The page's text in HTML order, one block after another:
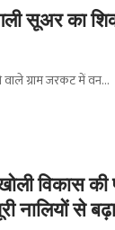
सूअर का
वाले ग्राम जरकट में वन…
विकास की
नालियों से